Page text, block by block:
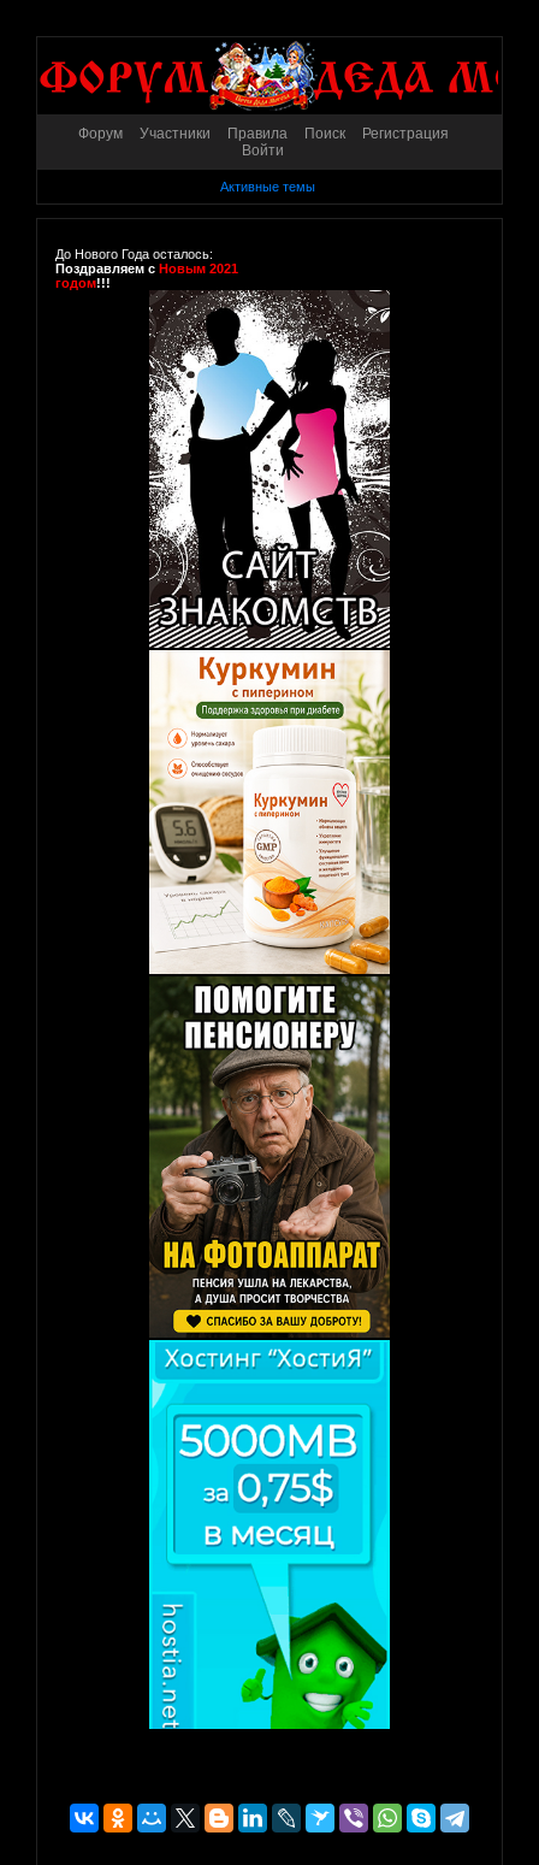
Форум Участники Правила Поиск
Регистрация
Войти
Активные темы
До Нового Года осталось:
Поздравляем с Новым 2021
годом!!!